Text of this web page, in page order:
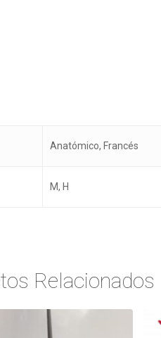
Anatómico, Francés
M, H
Relacionados